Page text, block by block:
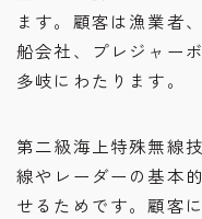
ます。顧客は漁業者
船会社、プレジャー
多岐にわたります。
第二級海上特殊無線
線やレーダーの基本
せるためです。顧客